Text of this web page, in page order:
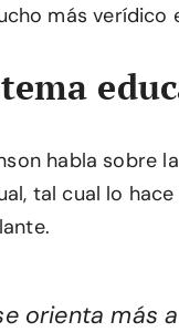
más verídico
habla sobre la
tal cual lo hace
orienta más